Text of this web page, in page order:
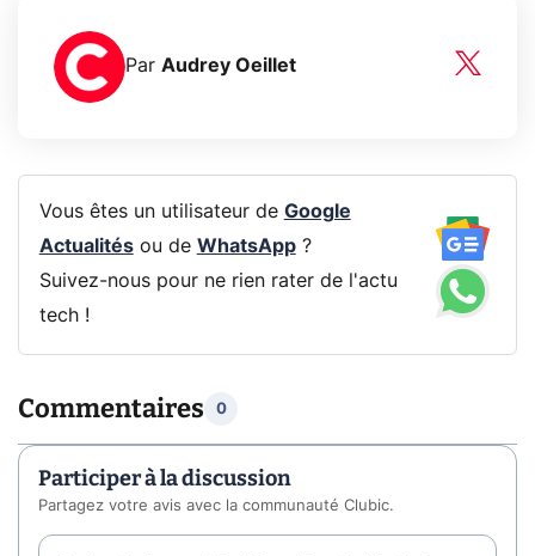
Par Audrey Oeillet
Vous êtes un utilisateur de Google
Actualitésou de WhatsApp?
Suivez-nous pour ne rien rater de l'actu
tech !
Commentaires 0
Participer à la discussion
Partagez votre avis avec la communauté Clubic.